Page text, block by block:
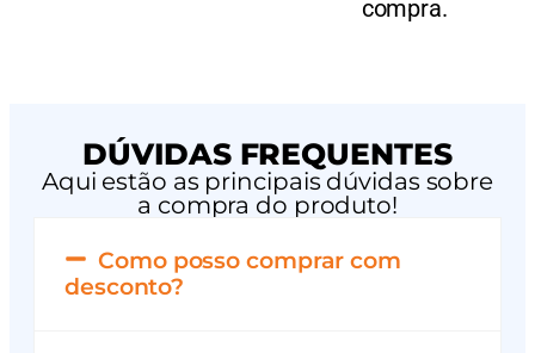
compra.
DÚVIDAS FREQUENTES
Aqui estão as principais dúvidas sobre
a compra do produto!
Como posso comprar com
desconto?